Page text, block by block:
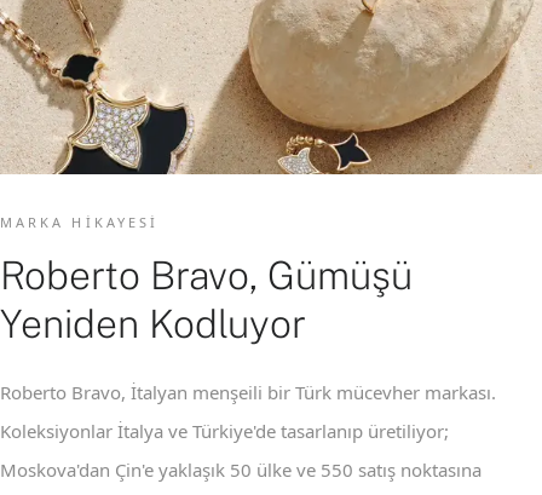
MARKA HIKAYESI
Roberto Bravo, Gümüşü
Yeniden Kodluyor
Roberto Bravo, İtalyan menşeili bir Türk mücevher markası.
Koleksiyonlar İtalya ve Türkiye'de tasarlanıp üretiliyor;
Moskova'dan Çin'e yaklaşık 50 ülke ve 550 satış noktasına